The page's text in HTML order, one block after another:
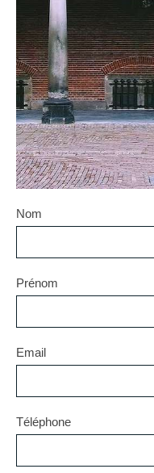
Nom
Prénom
Email
Téléphone